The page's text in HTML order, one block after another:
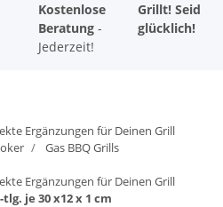
Kostenlose
Beratung -
Jederzeit!
Grillt! Seid
glücklich!
Ergänzungen für Deinen Grill
Gas BBQ Grills
Ergänzungen für Deinen Grill
je 30 x12 x 1 cm